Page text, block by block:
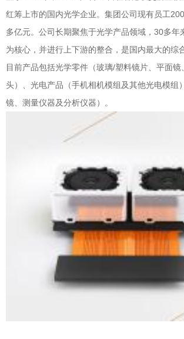
红筹上市的国内光学企业。集团公司现有员工
多亿元。公司长期聚焦于光学产品领域，30多年
为核心，并进行上下游的整合，是国内最大的综
目前产品包括光学零件（玻璃/塑料镜片、平面
头）、光电产品（手机相机模组及其他光电模组
镜、测量仪器及分析仪器）。